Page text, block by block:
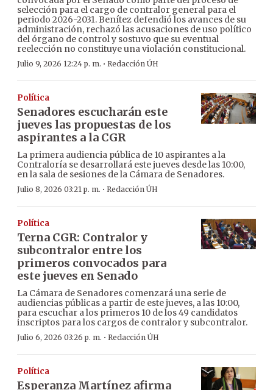
selección para el cargo de contralor general para el
periodo 2026-2031. Benítez defendió los avances de su
administración, rechazó las acusaciones de uso político
del órgano de control y sostuvo que su eventual
reelección no constituye una violación constitucional.
Julio 9, 2026 12:24 p. m. · Redacción ÚH
Política
Senadores escucharán este
jueves las propuestas de los
aspirantes a la CGR
La primera audiencia pública de 10 aspirantes a la
Contraloría se desarrollará este jueves desde las 10:00,
en la sala de sesiones de la Cámara de Senadores.
Julio 8, 2026 03:21 p. m. · Redacción ÚH
Política
Terna CGR: Contralor y
subcontralor entre los
primeros convocados para
este jueves en Senado
La Cámara de Senadores comenzará una serie de
audiencias públicas a partir de este jueves, a las 10:00,
para escuchar a los primeros 10 de los 49 candidatos
inscriptos para los cargos de contralor y subcontralor.
Julio 6, 2026 03:26 p. m. · Redacción ÚH
Política
Esperanza Martínez afirma